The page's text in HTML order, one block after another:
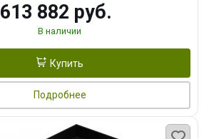
613 882 руб.
В наличии
Купить
Подробнее